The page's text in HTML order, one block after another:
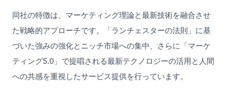
同社の特徴は、マーケティング理論と最新技術を融合させ
た戦略的アプローチです。「ランチェスターの法則」に基
づいた強みの強化とニッチ市場への集中、さらに「マーケ
ティング5.0」で提唱される最新テクノロジーの活用と人間
への共感を重視したサービス提供を行っています。